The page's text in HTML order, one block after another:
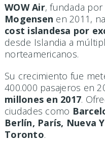
WOW Air, fundada
Mogensen en 2011,
cost islandesa por
desde Islandia a
norteamericanos.
Su crecimiento fue
400.000 pasajeros en
millones en 2017.
ciudades como
Berlín, París, Nueva
Toronto.